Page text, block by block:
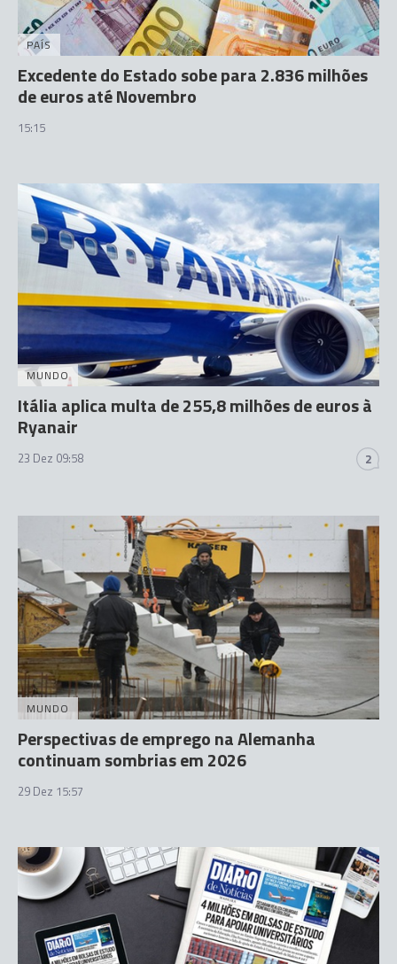
PAÍS
Excedente do Estado sobe para 2.836 milhões
de euros até Novembro
15:15
MUNDO
Itália aplica multa de 255,8 milhões de euros à
Ryanair
23 Dez 09:58 2
MUNDO
Perspectivas de emprego na Alemanha
continuam sombrias em 2026
29 Dez 15:57